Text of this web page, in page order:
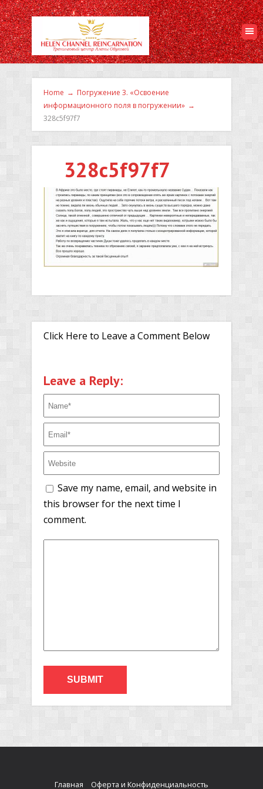
Home → Погружение 3. «Освоение
информационного поля в погружении» →
328c5f97f7
328c5f97f7
Click Here to Leave a Comment Below
Leave a Reply:
Save my name, email, and website in
this browser for the next time I
comment.
Главная Оферта и Конфиденциальность